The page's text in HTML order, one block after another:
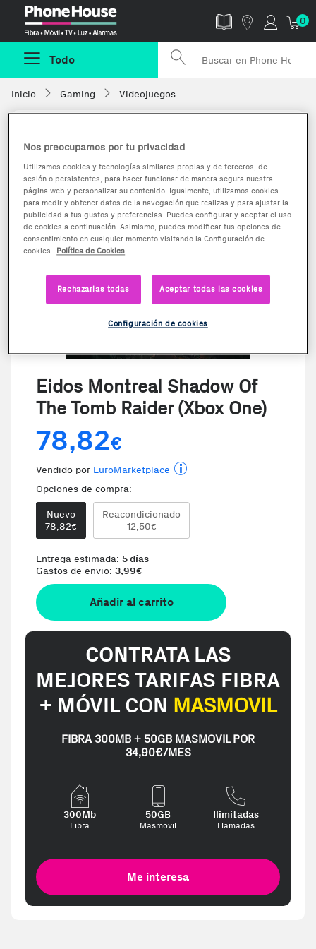
0
Todo
Inicio Gaming Videojuegos
Eidos Montreal Shadow Of
The Tomb Raider (Xbox One)
78,82€
Vendido por EuroMarketplace
Opciones de compra:
Nuevo
78,82€
Reacondicionado
12,50€
Entrega estimada: 5 días
Gastos de envio: 3,99€
Añadir al carrito
CONTRATA LAS
MEJORES TARIFAS FIBRA
+ MÓVIL CON MASMOVIL
FIBRA 300MB + 50GB MASMOVIL POR
34,90€/MES
300Mb
Fibra
50GB
Masmovil
Ilimitadas
Llamadas
Me interesa
Nos preocupamos por tu privacidad
Utilizamos cookies y tecnologías similares propias y de terceros, de
sesión o persistentes, para hacer funcionar de manera segura nuestra
página web y personalizar su contenido. Igualmente, utilizamos cookies
para medir y obtener datos de la navegación que realizas y para ajustar la
publicidad a tus gustos y preferencias. Puedes configurar y aceptar el uso
de cookies a continuación. Asimismo, puedes modificar tus opciones de
consentimiento en cualquier momento visitando la Configuración de
cookies
Política de Cookies
Rechazarlas todas Aceptar todas las cookies
Configuración de cookies